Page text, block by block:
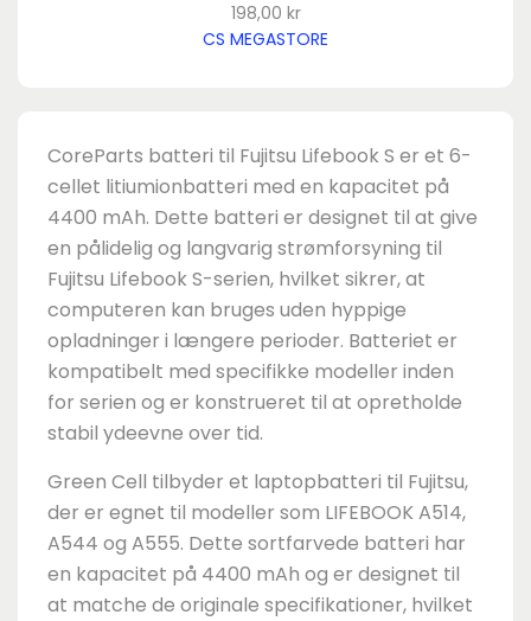
198,00 kr
CS MEGASTORE
CoreParts batteri til Fujitsu Lifebook S er et 6-
cellet litiumionbatteri med en kapacitet på
4400 mAh. Dette batteri er designet til at give
en pålidelig og langvarig strømforsyning til
Fujitsu Lifebook S-serien, hvilket sikrer, at
computeren kan bruges uden hyppige
opladninger i længere perioder. Batteriet er
kompatibelt med specifikke modeller inden
for serien og er konstrueret til at opretholde
stabil ydeevne over tid.
Green Cell tilbyder et laptopbatteri til Fujitsu,
der er egnet til modeller som LIFEBOOK A514,
A544 og A555. Dette sortfarvede batteri har
en kapacitet på 4400 mAh og er designet til
at matche de originale specifikationer, hvilket